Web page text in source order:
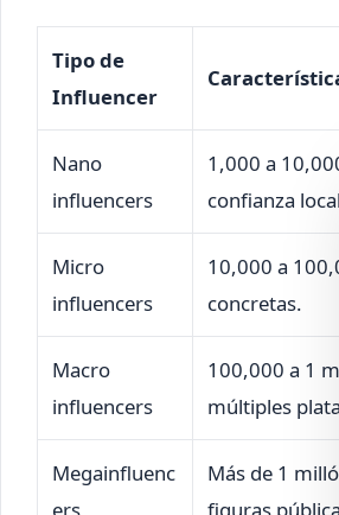
Tipo de
Influencer
Nano
influencers
1,000 a
confianza
Micro
influencers
10,000 a
concretas.
Macro
influencers
100,000 a 1
múltiples
Megainfluenc
Más de 1